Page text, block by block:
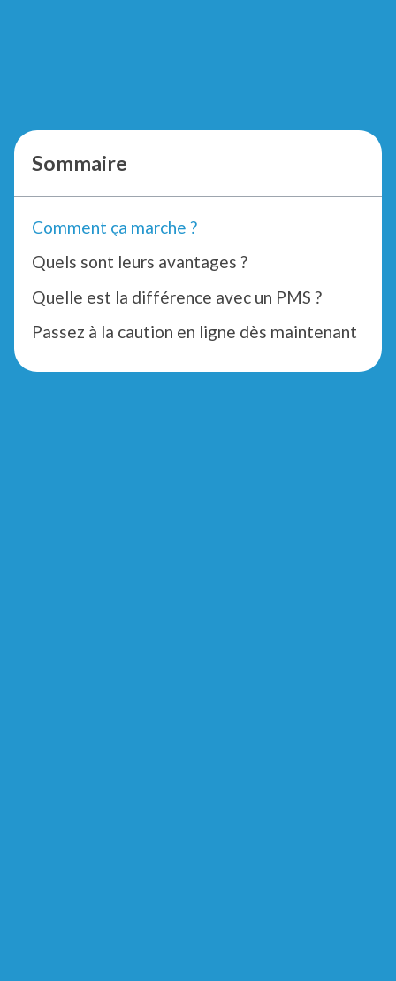
Sommaire
Comment ça marche ?
Quels sont leurs avantages ?
Quelle est la différence avec un PMS ?
Passez à la caution en ligne dès maintenant